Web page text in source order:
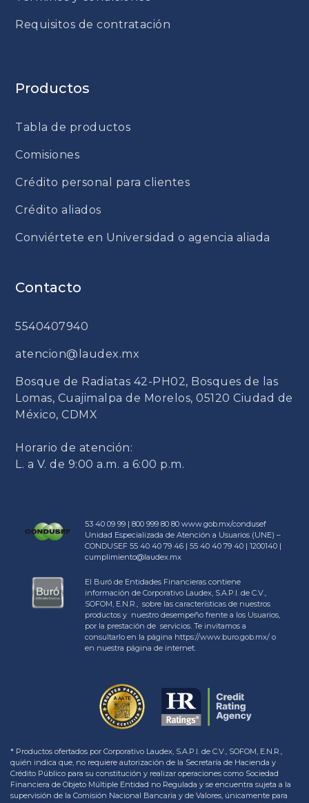
Requisitos de contratación
Productos
Tabla de productos
Comisiones
Crédito personal para clientes
Crédito aliados
Conviértete en Universidad o agencia aliada
Contacto
5540407940
atencion@laudex.mx
Bosque de Radiatas 42-PH02, Bosques de las
Lomas, Cuajimalpa de Morelos, 05120 Ciudad de
México, CDMX
Horario de atención:
L. a V. de 9:00 a.m. a 6:00 p.m.
53 40 09 99 | 800 999 80 80www.gob.mx/condusef
Unidad Especializada de Atención a Usuarios (UNE) –
CONDUSEF 55 40 40 79 46 | 55 40 40 79 40 | 1200140 |
cumplimiento@laudex.mx
El Buró de Entidades Financieras contiene
información de Corporativo Laudex, S.A.P.I. de C.V.,
SOFOM, E.N.R., sobre las características de nuestros
productos y nuestro desempeño frente a los Usuarios,
por la prestación de servicios. Te invitamos a
consultarlo en la página https://www.buro.gob.mx/ o
en nuestra página de internet.
* Productos ofertados por Corporativo Laudex, S.A.P.I. de C.V., SOFOM, E.N.R.,
quién indica que, no requiere autorización de la Secretaría de Hacienda y
Crédito Público para su constitución y realizar operaciones como Sociedad
Financiera de Objeto Múltiple Entidad no Regulada y se encuentra sujeta a la
supervisión de la Comisión Nacional Bancaria y de Valores, únicamente para